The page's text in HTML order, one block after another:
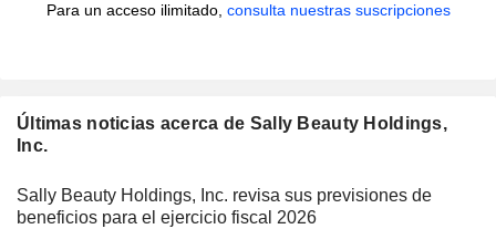
Para un acceso ilimitado, consulta nuestras suscripciones
Últimas noticias acerca de Sally Beauty Holdings,
Inc.
Sally Beauty Holdings, Inc. revisa sus previsiones de
beneficios para el ejercicio fiscal 2026